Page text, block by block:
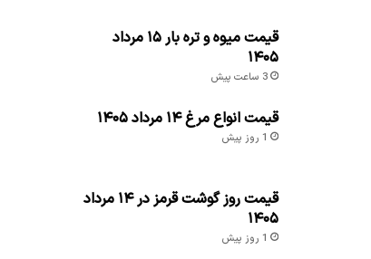
قیمت میوه و تره بار ۱۵ مرداد
۱۴۰۵
3 ساعت پیش
قیمت انواع مرغ ۱۴ مرداد ۱۴۰۵
1 روز پیش
قیمت روز گوشت قرمز در ۱۴ مرداد
۱۴۰۵
1 روز پیش